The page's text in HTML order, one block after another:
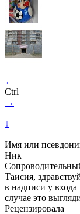
←
Ctrl
→
↓
Имя или
Ник
Таисия,
в надписи у
случае это
Рецензировала